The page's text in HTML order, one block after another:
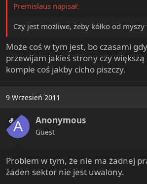
Premislaus napisał:
Czy jest możliwe, żeby kółko od myszy
Może coś w tym jest, bo czasami
przewijam jakieś strony czy
kompie coś jakby cicho piszczy.
9 Wrzesień 2011
OPA Anonymous
Guest
Problem w tym, że nie ma żadnej
żaden sektor nie jest uwalony.